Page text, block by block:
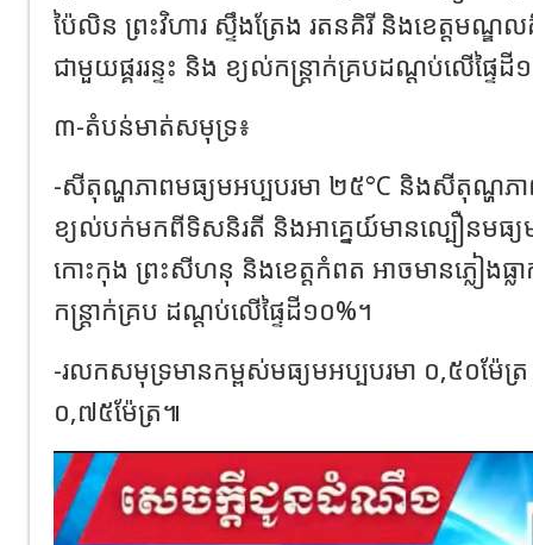
ប៉ៃលិន ព្រះវិហារ ស្ទឹងត្រែង រតនគិរី និងខេត្តមណ្ឌល
ជាមួយផ្គររន្ទះ និង ខ្យល់កន្ត្រាក់គ្របដណ្តប់លើផ្ទៃដី
៣-តំបន់មាត់សមុទ្រ៖
-សីតុណ្ហភាពមធ្យមអប្បបរមា ២៥°C និងសីតុណ្ហភ
ខ្យល់បក់មកពីទិសនិរតី និងអាគ្នេយ៍មានល្បឿនមធ្យម
កោះកុង ព្រះសីហនុ និងខេត្តកំពត អាចមានភ្លៀងធ្លា
កន្ត្រាក់គ្រប ដណ្តប់លើផ្ទៃដី១០%។
-រលកសមុទ្រមានកម្ពស់មធ្យមអប្បបរមា ០,៥០ម៉ែត្
០,៧៥ម៉ែត្រ៕